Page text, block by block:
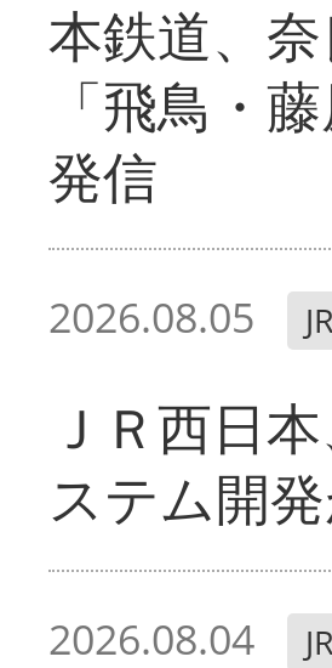
本鉄道、
「飛鳥・
発信
2026.08.05
ＪＲ西日
ステム開
2026.08.04